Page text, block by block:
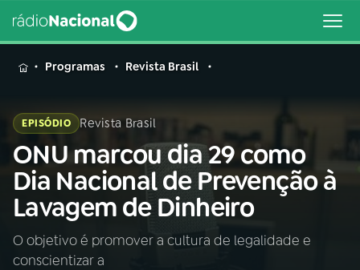
MENU
Buscar
na
Rádio
Nacional
Buscar
AO VIVO
Programas Revista Brasil
EPISÓDIO Revista Brasil
ONU marcou dia 29 como
Dia Nacional de Prevenção à
Lavagem de Dinheiro
O objetivo é promover a cultura de legalidade e
conscientizar a